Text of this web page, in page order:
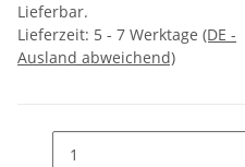
Lieferbar.
Lieferzeit: 5 - 7 Werktage (DE -
Ausland abweichend)